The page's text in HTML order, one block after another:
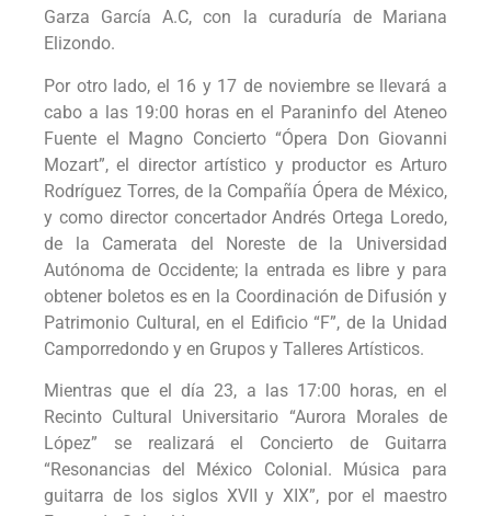
Garza García A.C, con la curaduría de Mariana
Elizondo.
Por otro lado, el 16 y 17 de noviembre se llevará a
cabo a las 19:00 horas en el Paraninfo del Ateneo
Fuente el Magno Concierto “Ópera Don Giovanni
Mozart”, el director artístico y productor es Arturo
Rodríguez Torres, de la Compañía Ópera de México,
y como director concertador Andrés Ortega Loredo,
de la Camerata del Noreste de la Universidad
Autónoma de Occidente; la entrada es libre y para
obtener boletos es en la Coordinación de Difusión y
Patrimonio Cultural, en el Edificio “F”, de la Unidad
Camporredondo y en Grupos y Talleres Artísticos.
Mientras que el día 23, a las 17:00 horas, en el
Recinto Cultural Universitario “Aurora Morales de
López” se realizará el Concierto de Guitarra
“Resonancias del México Colonial. Música para
guitarra de los siglos XVII y XIX”, por el maestro